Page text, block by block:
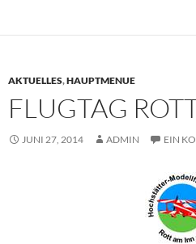
AKTUELLES,HAUPTMENUE
FLUGTAG
JUNI 27, 2014 ADMIN EIN